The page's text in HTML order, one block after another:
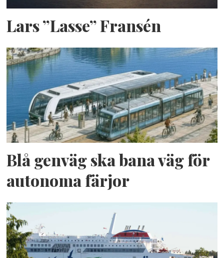
Lars ”Lasse” Fransén
Blå genväg ska bana väg för
autonoma färjor